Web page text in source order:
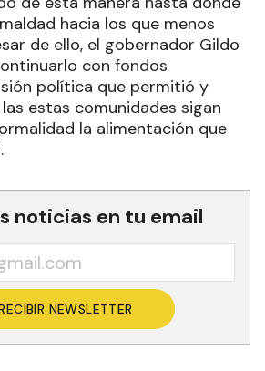
hacia los que menos
de ello, el gobernador Gildo
con fondos
política que permitió y
estas comunidades sigan
la alimentación que
noticias en tu email
NEWSLETTER